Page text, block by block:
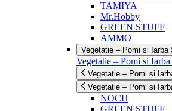
TAMIYA
Mr.Hobby
GREEN STUFF
AMMO
Vegetatie – Pomi si Iarba
Vegetatie – Pomi si
Vegetatie – Pomi si
Vegetatie – Pomi si
NOCH